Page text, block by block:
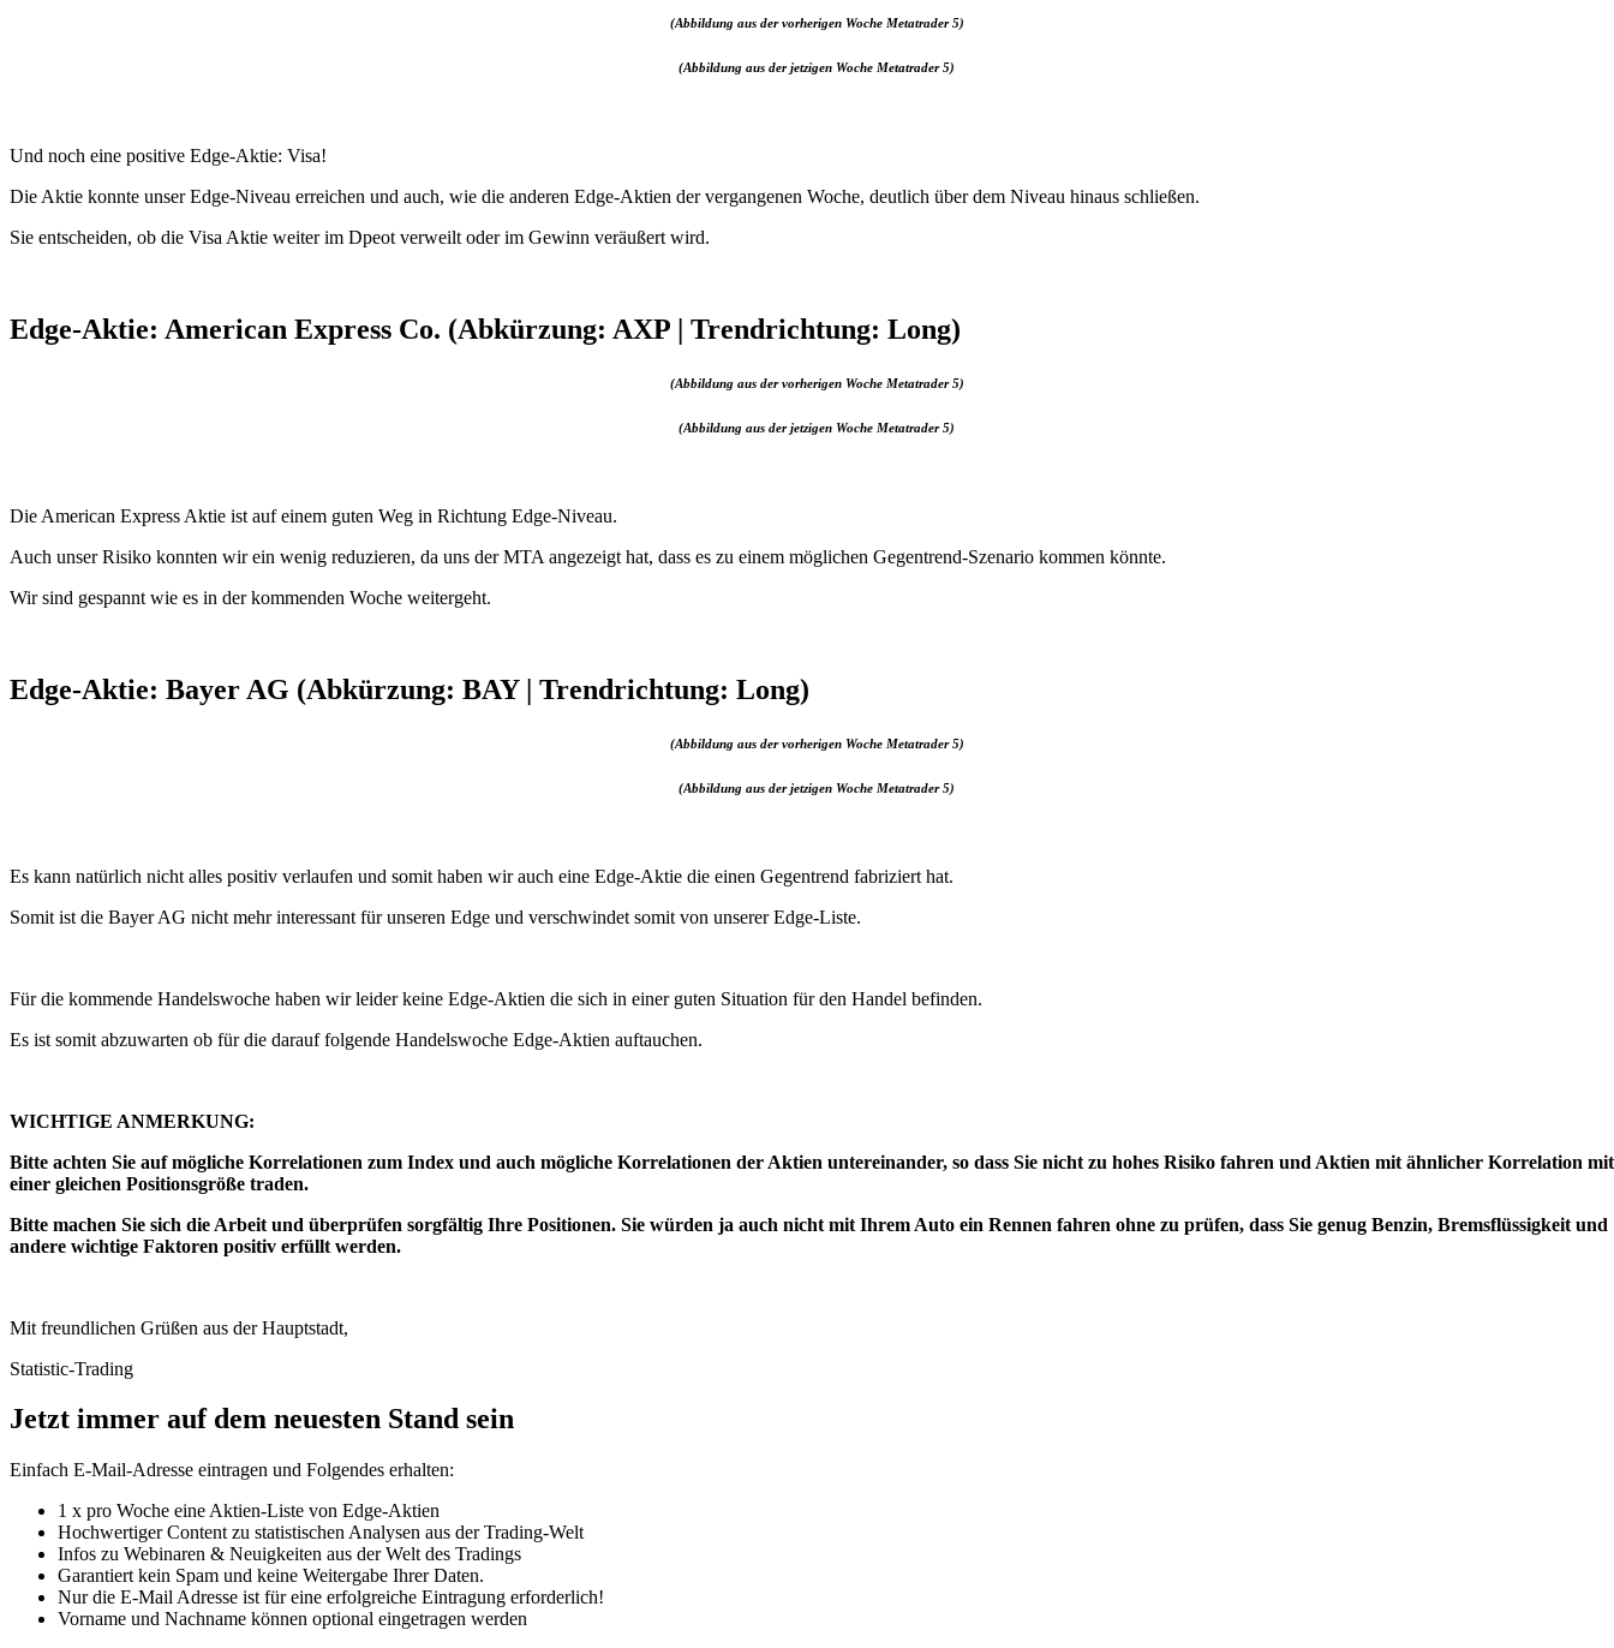
(Abbildung aus der vorherigen Woche Metatrader 5)
(Abbildung aus der jetzigen Woche Metatrader 5)
Und noch eine positive Edge-Aktie: Visa!
Die Aktie konnte unser Edge-Niveau erreichen und auch, wie die anderen Edge-Aktien der vergangenen Woche, deutlich über dem Niveau hinaus schließen.
Sie entscheiden, ob die Visa Aktie weiter im Dpeot verweilt oder im Gewinn veräußert wird.
Edge-Aktie: American Express Co. (Abkürzung: AXP | Trendrichtung: Long)
(Abbildung aus der vorherigen Woche Metatrader 5)
(Abbildung aus der jetzigen Woche Metatrader 5)
Die American Express Aktie ist auf einem guten Weg in Richtung Edge-Niveau.
Auch unser Risiko konnten wir ein wenig reduzieren, da uns der MTA angezeigt hat, dass es zu einem möglichen Gegentrend-Szenario kommen könnte.
Wir sind gespannt wie es in der kommenden Woche weitergeht.
Edge-Aktie: Bayer AG (Abkürzung: BAY | Trendrichtung: Long)
(Abbildung aus der vorherigen Woche Metatrader 5)
(Abbildung aus der jetzigen Woche Metatrader 5)
Es kann natürlich nicht alles positiv verlaufen und somit haben wir auch eine Edge-Aktie die einen Gegentrend fabriziert hat.
Somit ist die Bayer AG nicht mehr interessant für unseren Edge und verschwindet somit von unserer Edge-Liste.
Für die kommende Handelswoche haben wir leider keine Edge-Aktien die sich in einer guten Situation für den Handel befinden.
Es ist somit abzuwarten ob für die darauf folgende Handelswoche Edge-Aktien auftauchen.
WICHTIGE ANMERKUNG:
Bitte achten Sie auf mögliche Korrelationen zum Index und auch mögliche Korrelationen der Aktien untereinander, so dass Sie nicht zu hohes Risiko fahren und Aktien mit ähnlicher Korrelation mit
einer gleichen Positionsgröße traden.
Bitte machen Sie sich die Arbeit und überprüfen sorgfältig Ihre Positionen. Sie würden ja auch nicht mit Ihrem Auto ein Rennen fahren ohne zu prüfen, dass Sie genug Benzin, Bremsflüssigkeit und
andere wichtige Faktoren positiv erfüllt werden.
Mit freundlichen Grüßen aus der Hauptstadt,
Statistic-Trading
Jetzt immer auf dem neuesten Stand sein
Einfach E-Mail-Adresse eintragen und Folgendes erhalten:
1 x pro Woche eine Aktien-Liste von Edge-Aktien
Hochwertiger Content zu statistischen Analysen aus der Trading-Welt
Infos zu Webinaren & Neuigkeiten aus der Welt des Tradings
Garantiert kein Spam und keine Weitergabe Ihrer Daten.
Nur die E-Mail Adresse ist für eine erfolgreiche Eintragung erforderlich!
Vorname und Nachname können optional eingetragen werden